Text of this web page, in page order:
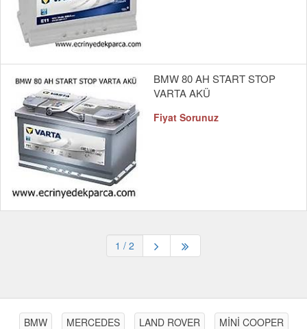
BMW 80 AH START STOP
VARTA AKÜ
Fiyat Sorunuz
1 / 2
BMW MERCEDES LAND ROVER MİNİ COOPER